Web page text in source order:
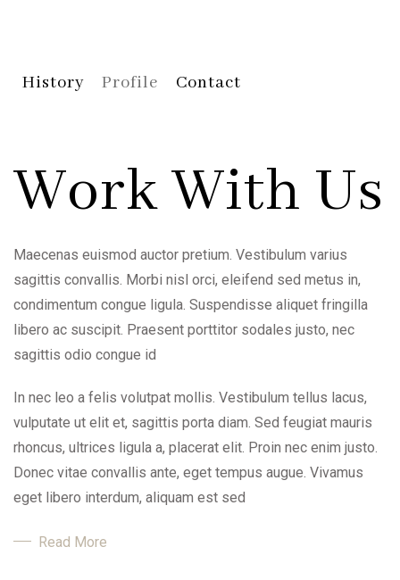
History Profile Contact
Work With Us
Maecenas euismod auctor pretium. Vestibulum varius
sagittis convallis. Morbi nisl orci, eleifend sed metus in,
condimentum congue ligula. Suspendisse aliquet fringilla
libero ac suscipit. Praesent porttitor sodales justo, nec
sagittis odio congue id
In nec leo a felis volutpat mollis. Vestibulum tellus lacus,
vulputate ut elit et, sagittis porta diam. Sed feugiat mauris
rhoncus, ultrices ligula a, placerat elit. Proin nec enim justo.
Donec vitae convallis ante, eget tempus augue. Vivamus
eget libero interdum, aliquam est sed
Read More